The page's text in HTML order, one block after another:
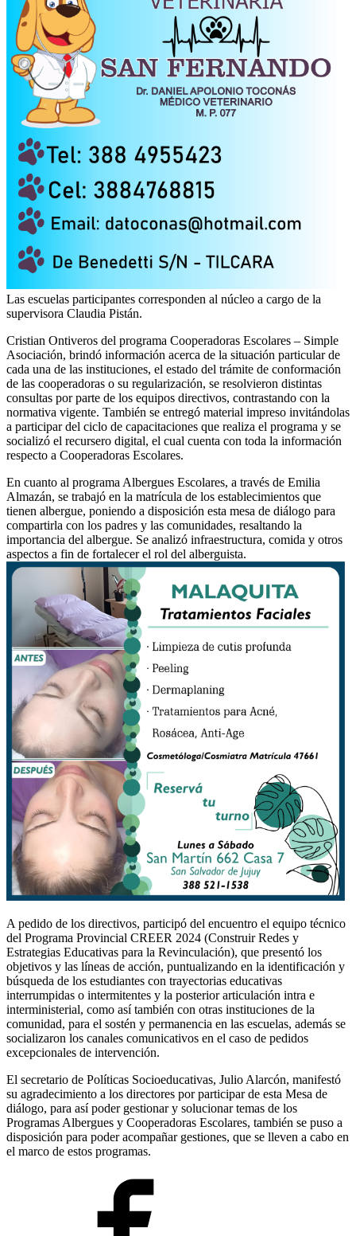
Las escuelas participantes corresponden al núcleo a cargo de la
supervisora Claudia Pistán.
Cristian Ontiveros del programa Cooperadoras Escolares – Simple
Asociación, brindó información acerca de la situación particular de
cada una de las instituciones, el estado del trámite de conformación
de las cooperadoras o su regularización, se resolvieron distintas
consultas por parte de los equipos directivos, contrastando con la
normativa vigente. También se entregó material impreso invitándolas
a participar del ciclo de capacitaciones que realiza el programa y se
socializó el recursero digital, el cual cuenta con toda la información
respecto a Cooperadoras Escolares.
En cuanto al programa Albergues Escolares, a través de Emilia
Almazán, se trabajó en la matrícula de los establecimientos que
tienen albergue, poniendo a disposición esta mesa de diálogo para
compartirla con los padres y las comunidades, resaltando la
importancia del albergue. Se analizó infraestructura, comida y otros
aspectos a fin de fortalecer el rol del alberguista.
A pedido de los directivos, participó del encuentro el equipo técnico
del Programa Provincial CREER 2024 (Construir Redes y
Estrategias Educativas para la Revinculación), que presentó los
objetivos y las líneas de acción, puntualizando en la identificación y
búsqueda de los estudiantes con trayectorias educativas
interrumpidas o intermitentes y la posterior articulación intra e
interministerial, como así también con otras instituciones de la
comunidad, para el sostén y permanencia en las escuelas, además se
socializaron los canales comunicativos en el caso de pedidos
excepcionales de intervención.
El secretario de Políticas Socioeducativas, Julio Alarcón, manifestó
su agradecimiento a los directores por participar de esta Mesa de
diálogo, para así poder gestionar y solucionar temas de los
Programas Albergues y Cooperadoras Escolares, también se puso a
disposición para poder acompañar gestiones, que se lleven a cabo en
el marco de estos programas.